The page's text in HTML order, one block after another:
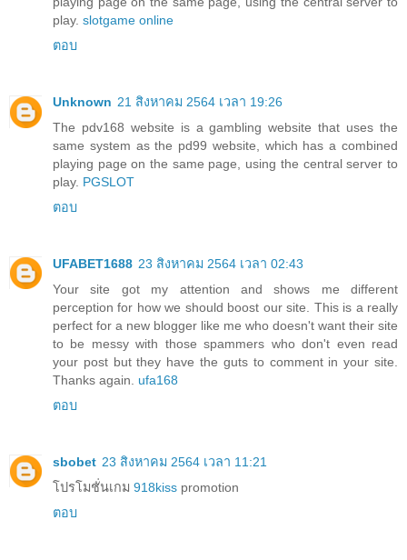
play. slotgame online
ตอบ
Unknown 21 สิงหาคม 2564 เวลา 19:26
The pdv168 website is a gambling website that uses the
same system as the pd99 website, which has a combined
playing page on the same page, using the central server to
play. PGSLOT
ตอบ
UFABET1688 23 สิงหาคม 2564 เวลา 02:43
Your site got my attention and shows me different
perception for how we should boost our site. This is a really
perfect for a new blogger like me who doesn't want their site
to be messy with those spammers who don't even read
your post but they have the guts to comment in your site.
Thanks again. ufa168
ตอบ
sbobet 23 สิงหาคม 2564 เวลา 11:21
โปรโมชั่นเกม 918kiss promotion
ตอบ